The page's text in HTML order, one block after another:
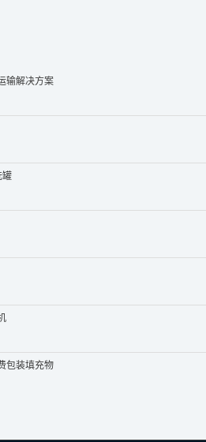
输解决方案
罐
包装填充物